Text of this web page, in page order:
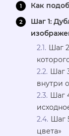
Как
Шаг 1:
Шаг
Шаг
внутри
Шаг
Шаг
цвета»